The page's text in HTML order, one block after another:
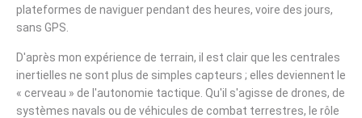
plateformes de naviguer pendant des heures, voire des jours,
sans GPS.
D'après mon expérience de terrain, il est clair que les centrales
inertielles ne sont plus de simples capteurs ; elles deviennent le
« cerveau » de l'autonomie tactique. Qu'il s'agisse de drones, de
systèmes navals ou de véhicules de combat terrestres, le rôle